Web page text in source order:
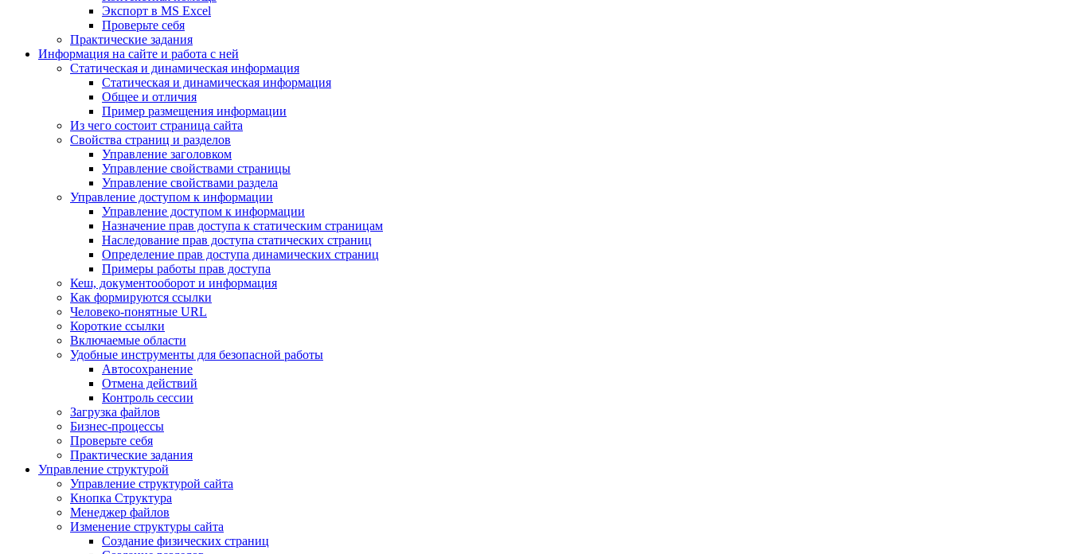
Экспорт в MS Excel
Проверьте себя
Практические задания
Информация на сайте и работа с ней
Статическая и динамическая информация
Статическая и динамическая информация
Общее и отличия
Пример размещения информации
Из чего состоит страница сайта
Свойства страниц и разделов
Управление заголовком
Управление свойствами страницы
Управление свойствами раздела
Управление доступом к информации
Управление доступом к информации
Назначение прав доступа к статическим страницам
Наследование прав доступа статических страниц
Определение прав доступа динамических страниц
Примеры работы прав доступа
Кеш, документооборот и информация
Как формируются ссылки
Человеко-понятные URL
Короткие ссылки
Включаемые области
Удобные инструменты для безопасной работы
Автосохранение
Отмена действий
Контроль сессии
Загрузка файлов
Бизнес-процессы
Проверьте себя
Практические задания
Управление структурой
Управление структурой сайта
Кнопка Структура
Менеджер файлов
Изменение структуры сайта
Создание физических страниц